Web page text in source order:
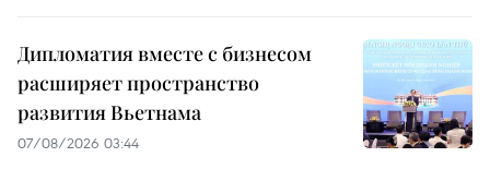
Дипломатия вместе с бизнесом
расширяет пространство
развития Вьетнама
07/08/2026 03:44